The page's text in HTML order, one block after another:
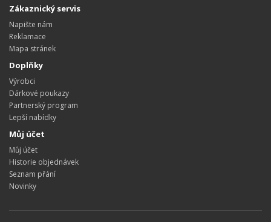
Zákaznický servis
Napište nám
Reklamace
Mapa stránek
Doplňky
Výrobci
Dárkové poukazy
Partnerský program
Lepší nabídky
Můj účet
Můj účet
Historie objednávek
Seznam přání
Novinky